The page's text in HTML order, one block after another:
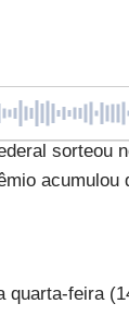
sorteou
acumulou
feira